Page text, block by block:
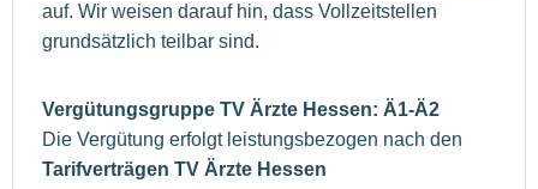
auf. Wir weisen darauf hin, dass Vollzeitstellen
grundsätzlich teilbar sind.
Vergütungsgruppe TV Ärzte Hessen: Ä1-Ä2
Die Vergütung erfolgt leistungsbezogen nach den
Tarifverträgen TV Ärzte Hessen